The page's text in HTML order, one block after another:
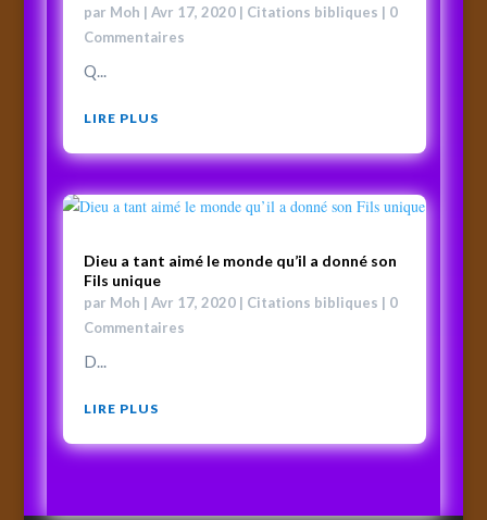
par Moh | Avr 17, 2020| Citations bibliques | 0
Commentaires
Q...
LIRE PLUS
Dieu a tant aimé le monde qu’il a donné son
Fils unique
par Moh | Avr 17, 2020| Citations bibliques | 0
Commentaires
D...
LIRE PLUS